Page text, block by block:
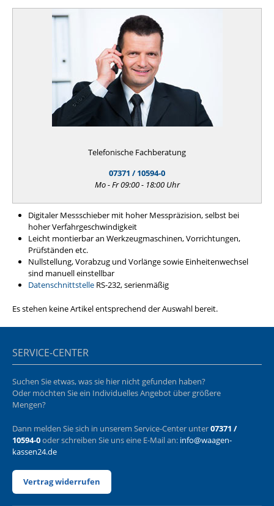
Telefonische Fachberatung
07371 / 10594-0
Mo - Fr 09:00 - 18:00 Uhr
Digitaler Messschieber mit hoher Messpräzision, selbst bei
hoher Verfahrgeschwindigkeit
Leicht montierbar an Werkzeugmaschinen, Vorrichtungen,
Prüfständen etc.
Nullstellung, Vorabzug und Vorlänge sowie Einheitenwechsel
sind manuell einstellbar
Datenschnittstelle RS-232, serienmäßig
Es stehen keine Artikel entsprechend der Auswahl bereit.
SERVICE-CENTER
Suchen Sie etwas, was sie hier nicht gefunden haben?
Oder möchten Sie ein Individuelles Angebot über größere
Mengen?
Dann melden Sie sich in unserem Service-Center unter07371 /
10594-0oder schreiben Sie uns eine E-Mail an: info@waagen-
kassen24.de
Vertrag widerrufen